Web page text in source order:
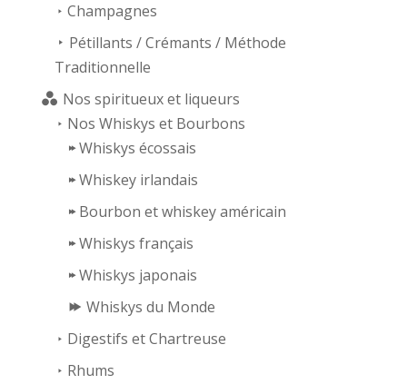
Champagnes
Pétillants / Crémants / Méthode
Traditionnelle
Nos spiritueux et liqueurs
Nos Whiskys et Bourbons
Whiskys écossais
Whiskey irlandais
Bourbon et whiskey américain
Whiskys français
Whiskys japonais
Whiskys du Monde
Digestifs et Chartreuse
Rhums